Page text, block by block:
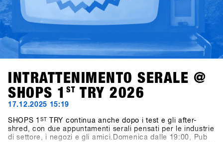
INTRATTENIMENTO SERALE @
SHOPS 1
ST TRY 2026
17.12.2025 15:19
SHOPS 1 ST
TRY continua anche dopo i test e gli after-
shred, con due appuntamenti serali pensati per le industrie
di settore, i negozi e gli amici.Domenica dalle 19:00, Pub